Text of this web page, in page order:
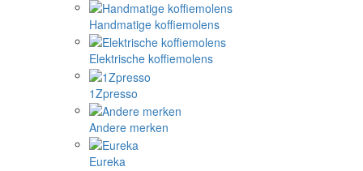
Handmatige koffiemolens
Elektrische koffiemolens
1Zpresso
Andere merken
Eureka